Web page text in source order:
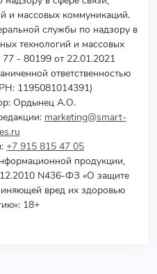
и массовых коммуникаций.
службы по надзору в
технологий и массовых
- 80199 от 22.01.2021
ответственностью
1195081014391)
Ордынец А.О.
marketing@smart-
+7 915 815 47 05
продукции,
N436-ФЗ «О защите
вред их здоровью
18+